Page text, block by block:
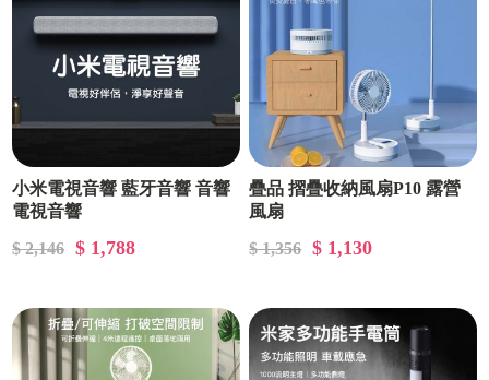
小米電視音響 藍牙音響 音響
電視音響
$ 2,146
$ 1,788
疊品 摺疊收納風扇P10 露營
風扇
$ 1,356
$ 1,130